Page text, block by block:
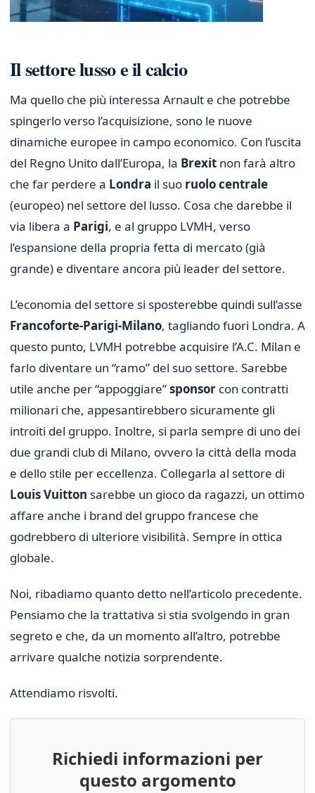
Il settore lusso e il calcio
Ma quello che più interessa Arnault e che potrebbe
spingerlo verso l’acquisizione, sono le nuove
dinamiche europee in campo economico. Con l’uscita
del Regno Unito dall’Europa, la Brexit non farà altro
che far perdere a Londra il suo ruolo centrale
(europeo) nel settore del lusso. Cosa che darebbe il
via libera a Parigi, e al gruppo LVMH, verso
l’espansione della propria fetta di mercato (già
grande) e diventare ancora più leader del settore.
L’economia del settore si sposterebbe quindi sull’asse
Francoforte-Parigi-Milano, tagliando fuori Londra. A
questo punto, LVMH potrebbe acquisire l’A.C. Milan e
farlo diventare un “ramo” del suo settore. Sarebbe
utile anche per “appoggiare”sponsor con contratti
milionari che, appesantirebbero sicuramente gli
introiti del gruppo. Inoltre, si parla sempre di uno dei
due grandi club di Milano, ovvero la città della moda
e dello stile per eccellenza. Collegarla al settore di
Louis Vuitton sarebbe un gioco da ragazzi, un ottimo
affare anche i brand del gruppo francese che
godrebbero di ulteriore visibilità. Sempre in ottica
globale.
Noi, ribadiamo quanto detto nell’articolo precedente.
Pensiamo che la trattativa si stia svolgendo in gran
segreto e che, da un momento all’altro, potrebbe
arrivare qualche notizia sorprendente.
Attendiamo risvolti.
Richiedi informazioni per
questo argomento